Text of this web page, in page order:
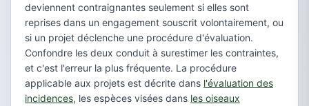
deviennent contraignantes seulement si elles sont
reprises dans un engagement souscrit volontairement, ou
si un projet déclenche une procédure d'évaluation.
Confondre les deux conduit à surestimer les contraintes,
et c'est l'erreur la plus fréquente. La procédure
applicable aux projets est décrite dans l'évaluation des
incidences, les espèces visées dans les oiseaux